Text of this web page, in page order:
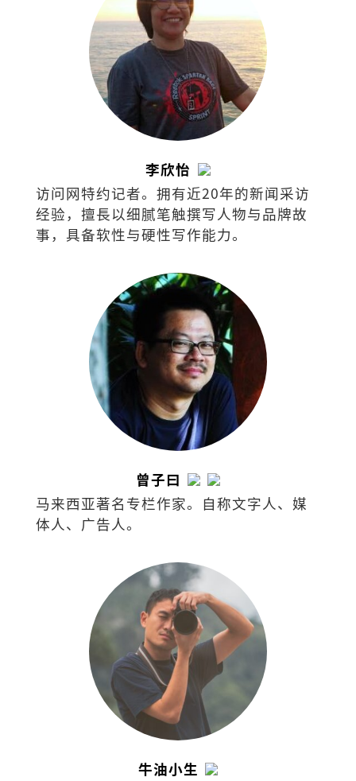
李欣怡
访问网特约记者。拥有近20年的新闻采访
经验，擅⻑以细腻笔触撰写⼈物与品牌故
事，具备软性与硬性写作能⼒。
曾子曰
马来西亚著名专栏作家。自称文字人、媒
体人、广告人。
牛油小生